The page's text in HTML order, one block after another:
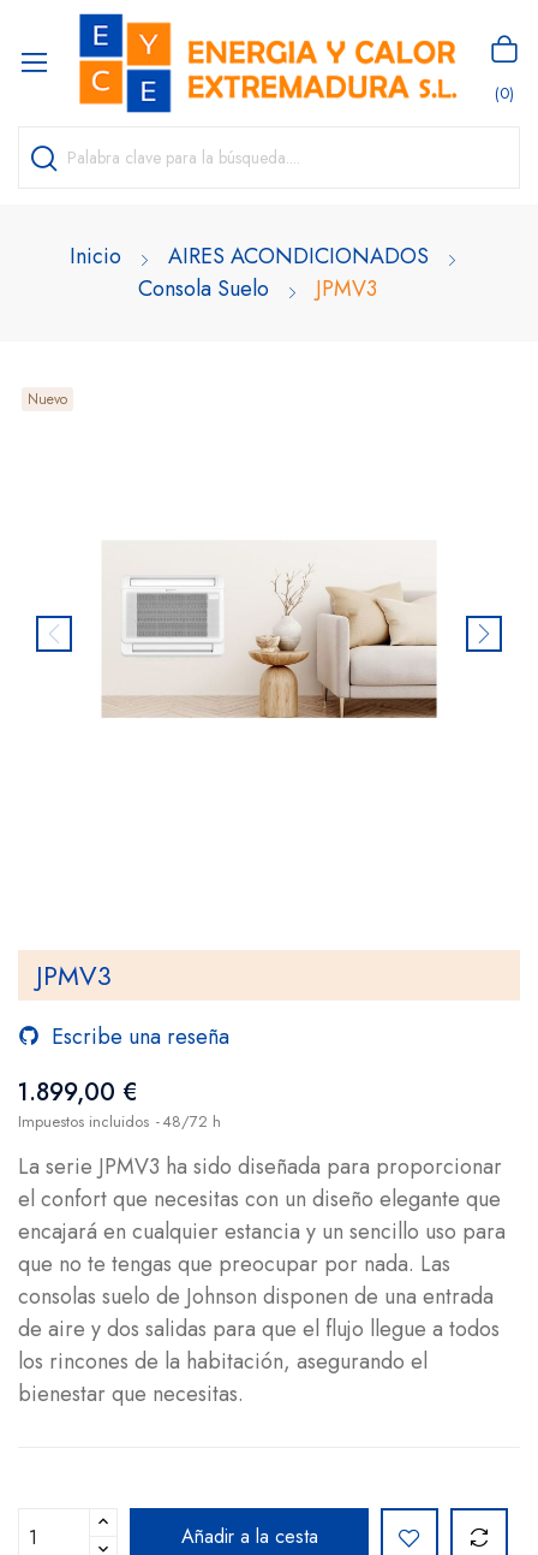
(0)
Inicio
AIRES ACONDICIONADOS
Consola Suelo
JPMV3
Nuevo
JPMV3
Escribe una reseña
1.899,00 €
Impuestos incluidos 48/72 h
La serie JPMV3 ha sido diseñada para proporcionar
el confort que necesitas con un diseño elegante que
encajará en cualquier estancia y un sencillo uso para
que no te tengas que preocupar por nada. Las
consolas suelo de Johnson disponen de una entrada
de aire y dos salidas para que el flujo llegue a todos
los rincones de la habitación, asegurando el
bienestar que necesitas.
Añadir a la cesta